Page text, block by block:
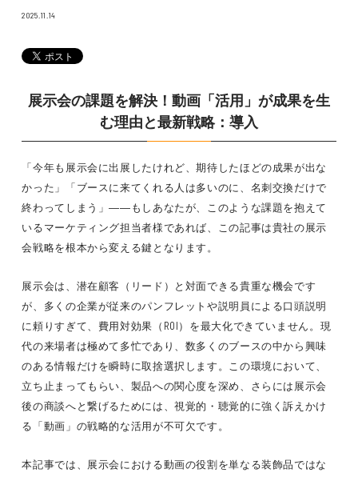
2025.11.14
展示会の課題を解決！動画「活用」が成果を生
む理由と最新戦略：導入
「今年も展示会に出展したけれど、期待したほどの成果が出な
かった」「ブースに来てくれる人は多いのに、名刺交換だけで
終わってしまう」――もしあなたが、このような課題を抱えて
いるマーケティング担当者様であれば、この記事は貴社の展示
会戦略を根本から変える鍵となります。
展示会は、潜在顧客（リード）と対面できる貴重な機会です
が、多くの企業が従来のパンフレットや説明員による口頭説明
に頼りすぎて、費用対効果（ROI）を最大化できていません。現
代の来場者は極めて多忙であり、数多くのブースの中から興味
のある情報だけを瞬時に取捨選択します。この環境において、
立ち止まってもらい、製品への関心度を深め、さらには展示会
後の商談へと繋げるためには、視覚的・聴覚的に強く訴えかけ
る「動画」の戦略的な活用が不可欠です。
本記事では、展示会における動画の役割を単なる装飾品ではな